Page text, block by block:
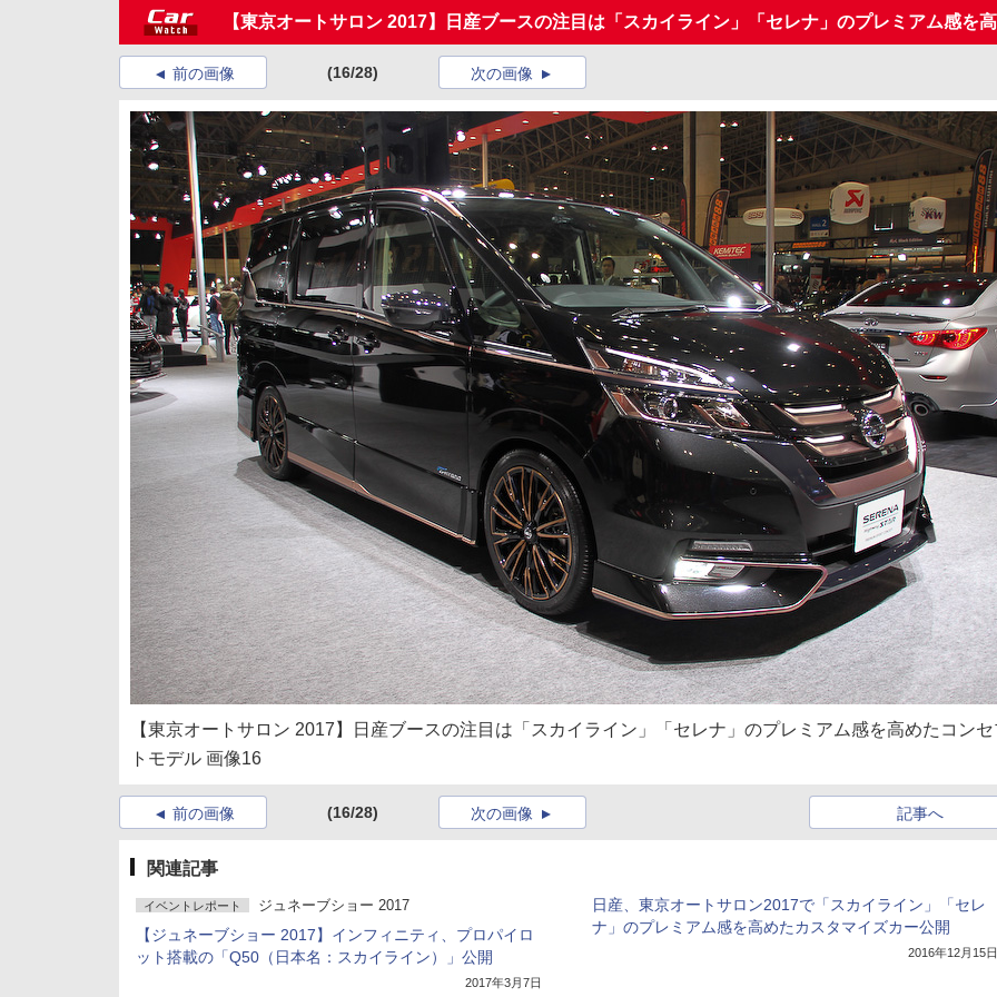
【東京オートサロン 2017】日産ブースの注目は「スカイライン」「セレナ」のプレミアム感を
前の画像 (16/28) 次の画像
【東京オートサロン 2017】日産ブースの注目は「スカイライン」「セレナ」のプレミアム感を高めたコンセ
トモデル 画像16
前の画像 (16/28) 記事へ
次の画像
関連記事
イベントレポート ジュネーブショー 2017
【ジュネーブショー 2017】インフィニティ、プロパイロ
ット搭載の「Q50（日本名：スカイライン）」公開
2017年3月7日
日産、東京オートサロン2017で「スカイライン」「セレ
ナ」のプレミアム感を高めたカスタマイズカー公開
2016年12月15日